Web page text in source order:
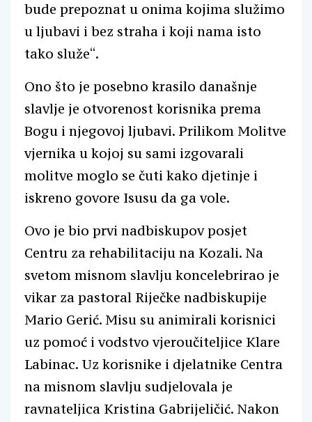
bude prepoznat u onima kojima služimo
u ljubavi i bez straha i koji nama isto
tako služe“.
Ono što je posebno krasilo današnje
slavlje je otvorenost korisnika prema
Bogu i njegovoj ljubavi. Prilikom Molitve
vjernika u kojoj su sami izgovarali
molitve moglo se čuti kako djetinje i
iskreno govore Isusu da ga vole.
Ovo je bio prvi nadbiskupov posjet
Centru za rehabilitaciju na Kozali. Na
svetom misnom slavlju koncelebrirao je
vikar za pastoral Riječke nadbiskupije
Mario Gerić. Misu su animirali korisnici
uz pomoć i vodstvo vjeroučiteljice Klare
Labinac. Uz korisnike i djelatnike Centra
na misnom slavlju sudjelovala je
ravnateljica Kristina Gabrijeličić. Nakon